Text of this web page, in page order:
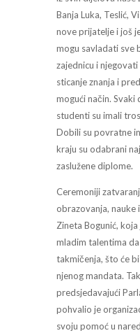
Banja Luka, Teslić,
nove prijatelje i još
mogu savladati sve
zajednicu i
sticanje znanja i
mogući način. Svaki
studenti su imali
Dobili su povratne
kraju su odabrani
zaslužene diplome.
Ceremoniji
obrazovanja, nauke
Zineta Bogunić,
mladim talentima
takmičenja, što će
njenog mandata.
predsjedavajući
pohvalio je
svoju pomoć u